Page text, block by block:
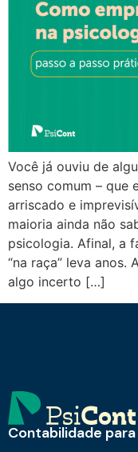
Você já ouviu de
senso comum – que
arriscado e
maioria ainda não
psicologia. Afinal, a
“na raça” leva anos.
algo incerto […]
Contabilidade